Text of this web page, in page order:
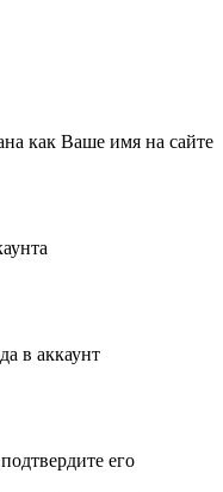
как Ваше имя на сайте
в аккаунт
его